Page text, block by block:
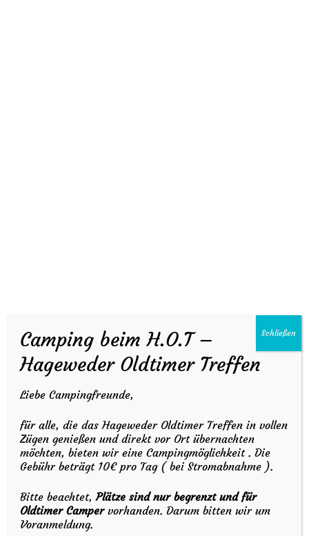
Homepage des Hageweder Oldtimer
Treffens! Vom 14.08.26 bis zum
16.08.26 dreht sich bei uns alles um
klassische Fahrzeuge und gemeinsame
Leidenschaft.
Freu dich auf ein Wochenende voller
spannender Ausstellungen und den
Austausch mit Gleichgesinnten. Egal,
Camping beim H.O.T –
Hageweder Oldtimer Treffen
Liebe Campingfreunde,
für alle, die das Hageweder Oldtimer Treffen in vollen
Zügen genießen und direkt vor Ort übernachten
möchten, bieten wir eine Campingmöglichkeit . Die
Gebühr beträgt 10€ pro Tag ( bei Stromabnahme ).
Bitte beachtet,Plätze sind nur begrenzt und für
Oldtimer Campervorhanden. Darum bitten wir um
Voranmeldung.
Schließen